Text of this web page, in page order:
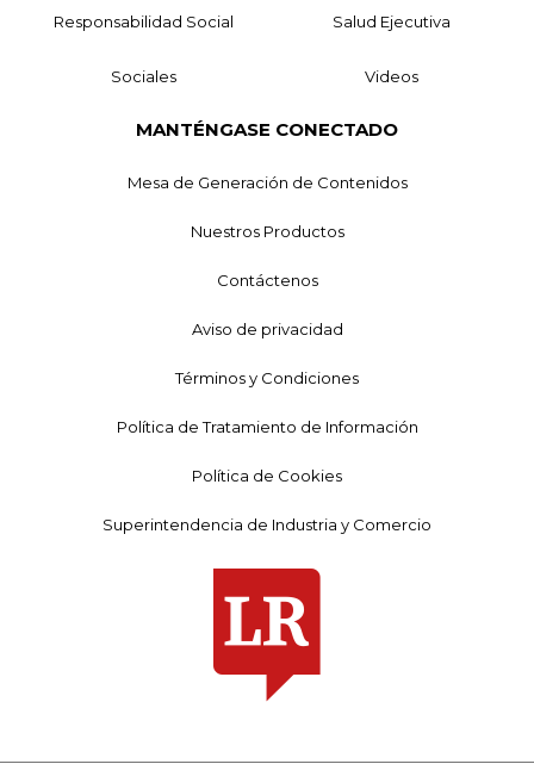
Responsabilidad Social Salud Ejecutiva
Sociales Videos
MANTÉNGASE CONECTADO
Mesa de Generación de Contenidos
Nuestros Productos
Contáctenos
Aviso de privacidad
Términos y Condiciones
Política de Tratamiento de Información
Política de Cookies
Superintendencia de Industria y Comercio